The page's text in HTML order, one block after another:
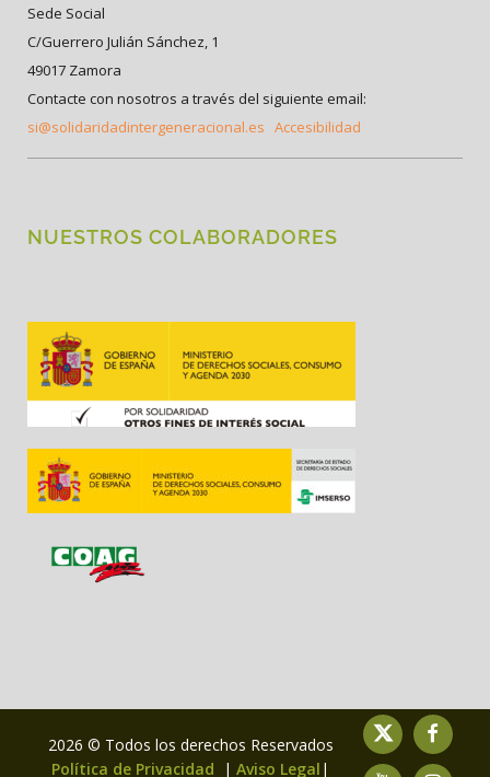
Sede Social
C/Guerrero Julián Sánchez, 1
49017 Zamora
Contacte con nosotros a través del siguiente email:
si@solidaridadintergeneracional.es Accesibilidad
NUESTROS COLABORADORES
2026 © Todos los derechos Reservados
Política de Privacidad
| Aviso Legal |